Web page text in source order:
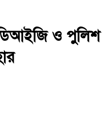
ও পুলিশ